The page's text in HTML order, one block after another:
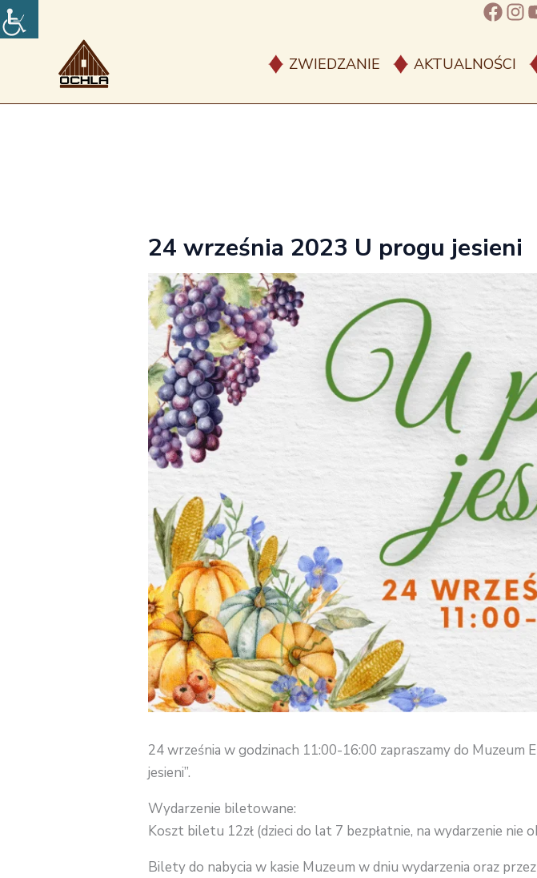
Przejdź
do
ZWIEDZANIE AKTUALNOŚCI
24 września 2023 U progu jesieni
24 września w godzinach 11:00-16:00 zapraszamy do
jesieni”.
Wydarzenie biletowane:
Koszt biletu 12zł (dzieci do lat 7 bezpłatnie, na wydarzenie nie
Bilety do nabycia w kasie Muzeum w dniu wydarzenia oraz